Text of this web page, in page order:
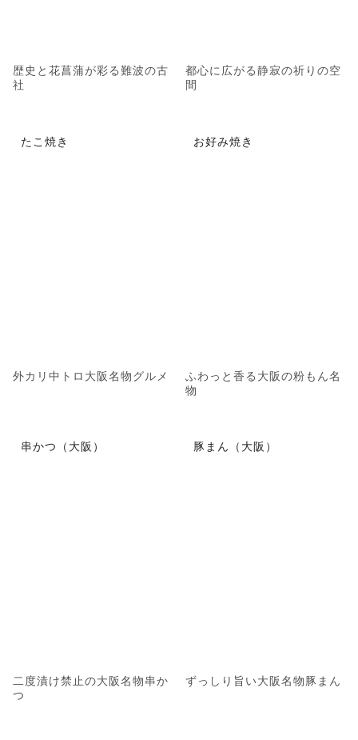
歴史と花菖蒲が彩る難波の古
社
都心に広がる静寂の祈りの空
間
たこ焼き
外カリ中トロ大阪名物グルメ
お好み焼き
ふわっと香る大阪の粉もん名
物
串かつ（大阪）
二度漬け禁止の大阪名物串か
つ
豚まん（大阪）
ずっしり旨い大阪名物豚まん